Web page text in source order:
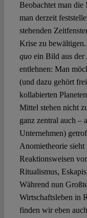
Beobachtet man die
man derzeit
stehenden
Krise zu
quoein Bild aus der
entlehnen: Man
(und dazu gehört
kollabierten
Mittel stehen nicht
ganz zentral auch –
Unternehmen)
Anomietheorie
Reaktionsweisen
Ritualismus,
Während nun
Wirtschaftsleben in
finden wir eben